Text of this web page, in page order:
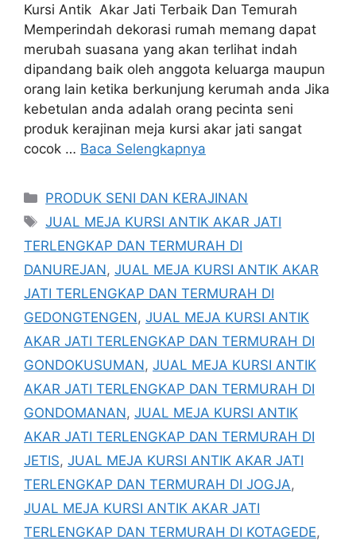
Kursi Antik Akar Jati Terbaik Dan Temurah
Memperindah dekorasi rumah memang dapat
merubah suasana yang akan terlihat indah
dipandang baik oleh anggota keluarga maupun
orang lain ketika berkunjung kerumah anda Jika
kebetulan anda adalah orang pecinta seni
produk kerajinan meja kursi akar jati sangat
cocok … Baca Selengkapnya
Kategori
PRODUK SENI DAN KERAJINAN
Tag
JUAL MEJA KURSI ANTIK AKAR JATI
TERLENGKAP DAN TERMURAH DI
DANUREJAN, JUAL MEJA KURSI ANTIK AKAR
JATI TERLENGKAP DAN TERMURAH DI
GEDONGTENGEN, JUAL MEJA KURSI ANTIK
AKAR JATI TERLENGKAP DAN TERMURAH DI
GONDOKUSUMAN, JUAL MEJA KURSI ANTIK
AKAR JATI TERLENGKAP DAN TERMURAH DI
GONDOMANAN, JUAL MEJA KURSI ANTIK
AKAR JATI TERLENGKAP DAN TERMURAH DI
JETIS, JUAL MEJA KURSI ANTIK AKAR JATI
TERLENGKAP DAN TERMURAH DI JOGJA,
JUAL MEJA KURSI ANTIK AKAR JATI
TERLENGKAP DAN TERMURAH DI KOTAGEDE,